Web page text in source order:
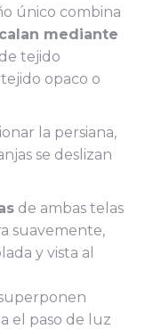
único combina
mediante
tejido
opaco o
la persiana,
se deslizan
de ambas telas
suavemente,
y vista al
el paso de luz